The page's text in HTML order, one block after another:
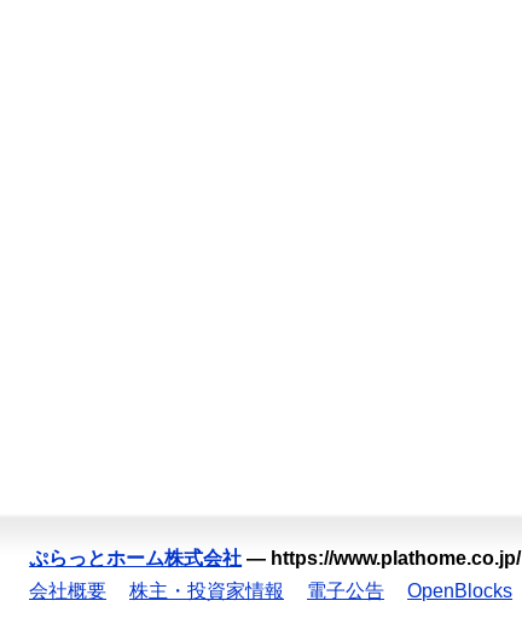
ぷらっとホーム株式会社 — https://www.plathome.co.jp/
会社概要
株主・投資家情報 電子公告 OpenBlocks